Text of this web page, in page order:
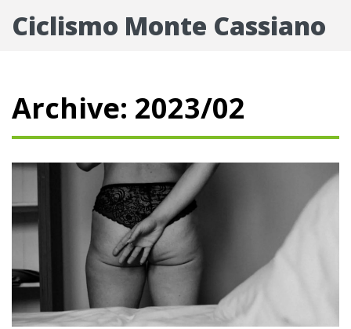
Ciclismo Monte Cassiano
Archive: 2023/02